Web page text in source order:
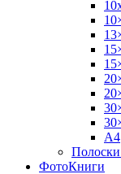
A4
ФотоКниги